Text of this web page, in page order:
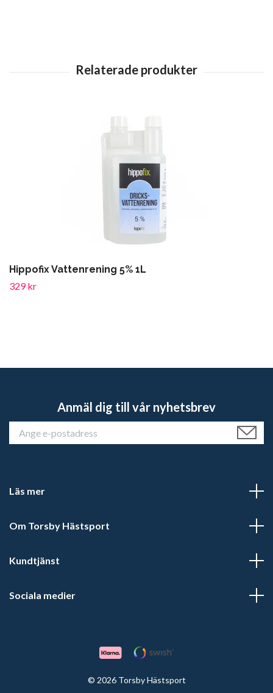
Hippofix Vattenrening 5% 1L
329 kr
Anmäl dig till vår nyhetsbrev
Läs mer
Om Torsby Hästsport
Kundtjänst
Sociala medier
© 2026 Torsby Hästsport